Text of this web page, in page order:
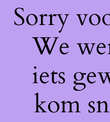
Sorry
We
iets
kom